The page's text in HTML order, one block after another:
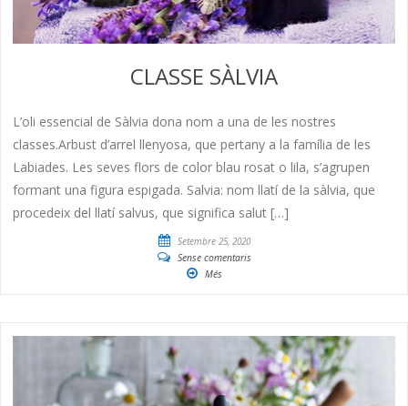
CLASSE SÀLVIA
L’oli essencial de Sàlvia dona nom a una de les nostres
classes.Arbust d’arrel llenyosa, que pertany a la família de les
Labiades. Les seves flors de color blau rosat o lila, s’agrupen
formant una figura espigada. Salvia: nom llatí de la sàlvia, que
procedeix del llatí salvus, que significa salut […]
Setembre 25, 2020
Sense comentaris
Més